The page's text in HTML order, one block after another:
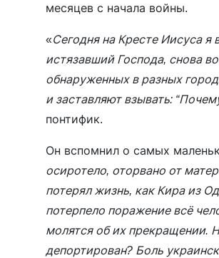
месяцев с начала войны.
«Сегодня на Кресте Иисуса я
истязавший Господа, снова
обнаруженных в разных
и заставляют взывать:
понтифик.
Он вспомнил о самых
осиротело, оторвано от
потерял жизнь, как Кира из
потерпело поражение всё
молятся об их прекращении.
депортирован? Боль